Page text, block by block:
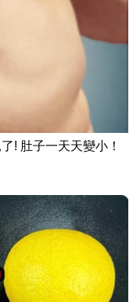
! 肚子一天天變小！